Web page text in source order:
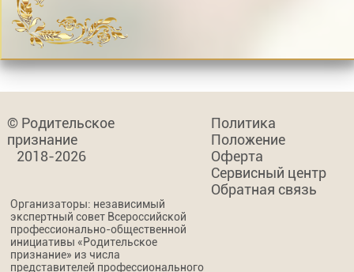
© Родительское
признание
2018-2026
Политика
Положение
Оферта
Сервисный центр
Обратная связь
Организаторы: независимый
экспертный совет Всероссийской
профессионально-общественной
инициативы «Родительское
признание» из числа
представителей профессионального